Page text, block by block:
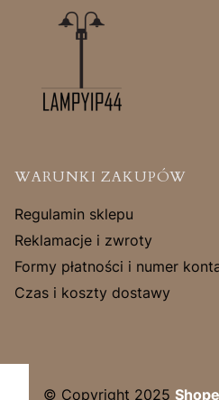
Linki w stopce
WARUNKI ZAKUPÓW
Regulamin sklepu
Reklamacje i zwroty
Formy płatności i numer
Czas i koszty dostawy
© Copyright 2025